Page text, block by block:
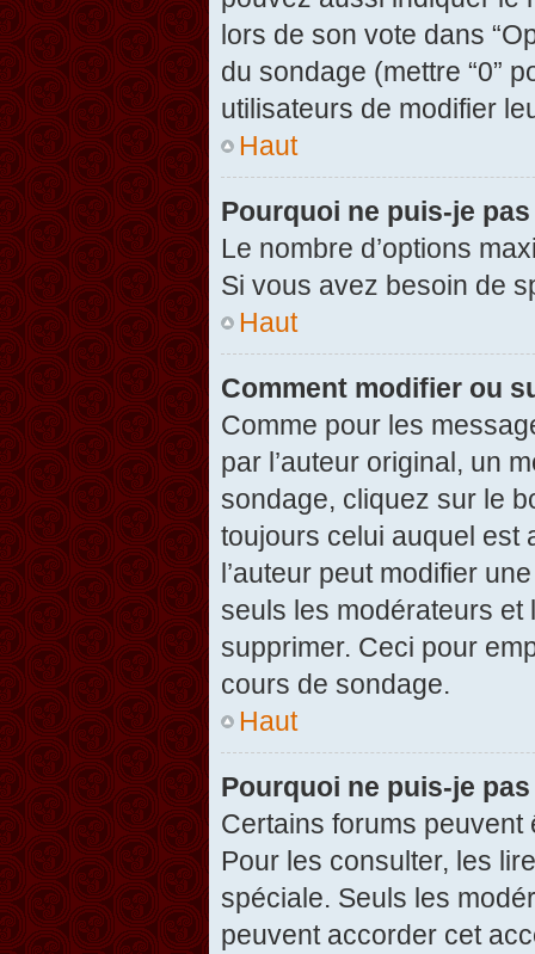
lors de son vote dans
du sondage (mettre “0”
utilisateurs de modifier
Haut
Pourquoi ne puis-je
Le nombre d’options
Si vous avez besoin de
Haut
Comment modifier ou
Comme pour les
par l’auteur original, un
sondage, cliquez sur le
toujours celui auquel est
l’auteur peut modifier
seuls les modérateurs et
supprimer. Ceci pour
cours de sondage.
Haut
Pourquoi ne puis-je
Certains forums
Pour les consulter, les
spéciale. Seuls les
peuvent accorder cet